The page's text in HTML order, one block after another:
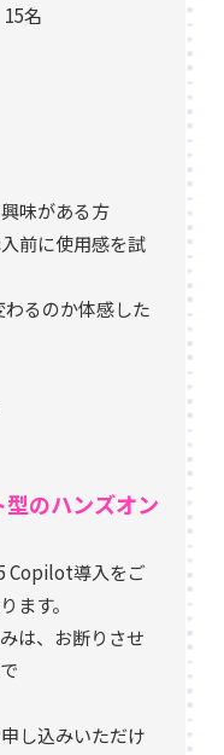
名
味がある方
前に使用感を試
るのか体感した
のハンズオン
Copilot導入をご
ます。
は、お断りさせ
し込みいただけ